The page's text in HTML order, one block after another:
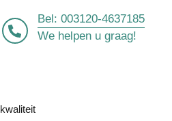
Bel: 003120-4637185
We helpen u graag!